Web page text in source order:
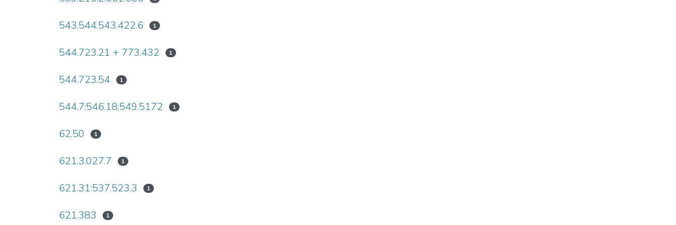
543.544.543.422.6 1
544.723.21 + 773.432 1
544.723.54 1
544.7:546.18:549.5172 1
62.50 1
621.3.027.7 1
621.31:537.523.3 1
621.383 1